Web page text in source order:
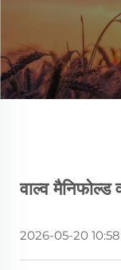
वाल्व मैनिफोल्ड
2026-05-20